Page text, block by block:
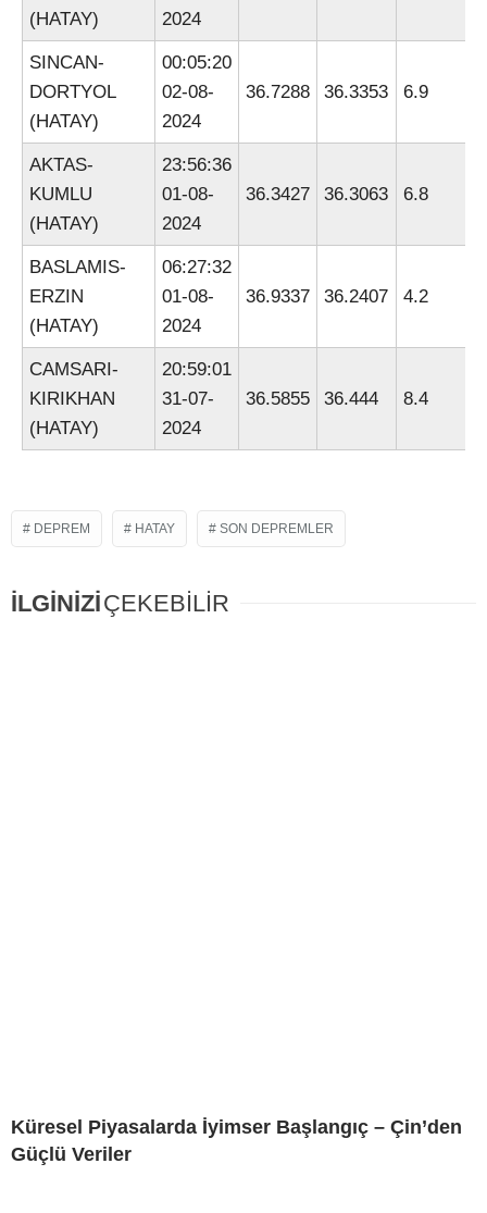
(HATAY) 2024
SINCAN-
DORTYOL
(HATAY)
00:05:20
02-08-
2024
36.7288 36.3353 6.9
AKTAS-
KUMLU
(HATAY)
23:56:36
01-08-
2024
36.3427 36.3063 6.8
BASLAMIS-
ERZIN
(HATAY)
06:27:32
01-08-
2024
36.9337 36.2407 4.2
CAMSARI-
KIRIKHAN
(HATAY)
20:59:01
31-07-
2024
36.5855 36.444 8.4
DEPREM HATAY SON DEPREMLER
İLGİNİZİÇEKEBİLİR
Küresel Piyasalarda İyimser Başlangıç – Çin’den
Güçlü Veriler